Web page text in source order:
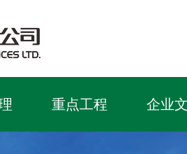
重点工程 企业